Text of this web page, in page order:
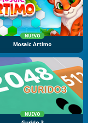
NUEVO
Mosaic Artimo
NUEVO